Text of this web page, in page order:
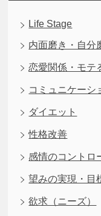
Life Stage
内面磨き・自分
恋愛関係・モテ
コミュニケーシ
ダイエット
性格改善
感情のコントロ
望みの実現・目
欲求（ニーズ）